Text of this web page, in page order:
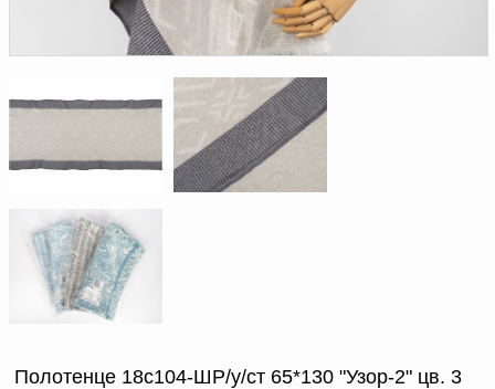
Новости | Статьи
Полотенце 18с104-ШР/у/ст 65*130 "Узор-2" цв. 3